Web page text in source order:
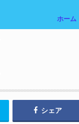
ホーム
シェア